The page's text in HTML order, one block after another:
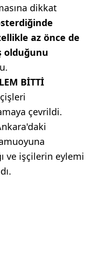
dikkat
az önce de
olduğunu
BİTTİ
çevrildi.
ve işçilerin eylemi